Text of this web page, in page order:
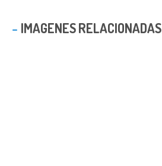
IMAGENES RELACIONADAS